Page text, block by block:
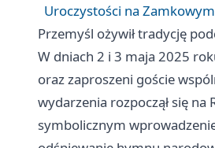
Uroczystości na
Przemyśl ożywił tradycję
W dniach 2 i 3 maja 2025
oraz zaproszeni goście
wydarzenia rozpoczął się
symbolicznym